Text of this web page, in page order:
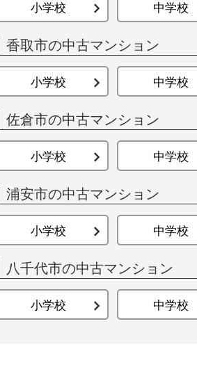
小学校 中学校
香取市の中古マンション
小学校 中学校
佐倉市の中古マンション
小学校 中学校
浦安市の中古マンション
小学校 中学校
八千代市の中古マンション
小学校 中学校